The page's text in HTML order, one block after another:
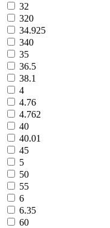
32
320
34.925
340
35
36.5
38.1
4
4.76
4.762
40
40.01
45
5
50
55
6
6.35
60